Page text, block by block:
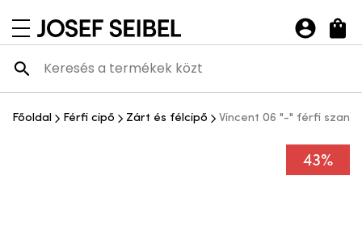
navigációs menü megnyitása
Josef Seibel Webshop
Főoldal Férfi cipő Zárt és félcipő Vincent 06 "-" férfi
43%